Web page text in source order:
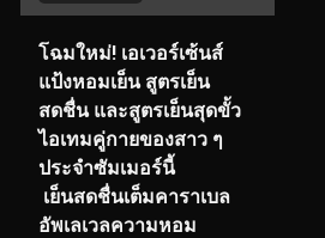
โฉมใหม่! เอเวอร์เซ้นส์
แป้งหอมเย็น สูตรเย็น
สดชื่น และสูตรเย็นสุดขั้ว
ไอเทมคู่กายของสาว ๆ
ประจำซัมเมอร์นี้
เย็นสดชื่นเต็มคาราเบล
อัพเลเวลความหอม